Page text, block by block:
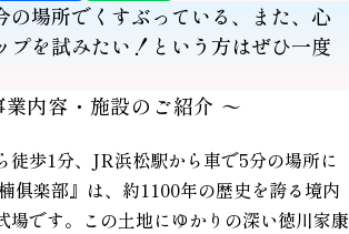
の場所でくすぶっている、また、心
プを試みたい！という方はぜひ一度
業内容・施設のご紹介 〜
徒歩1分、JR浜松駅から車で5分の場所に
俱楽部』は、約1100年の歴史を誇る境内
場です。この土地にゆかりの深い徳川家康